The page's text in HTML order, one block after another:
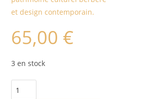
et design contemporain.
65,00 €
3 en stock